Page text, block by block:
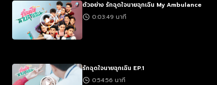
ตัวอย่าง รักฉุดใจนายฉุกเฉิน My Ambulance
0:03:49 นาที
รักฉุดใจนายฉุกเฉิน EP.1
0:54:56 นาที